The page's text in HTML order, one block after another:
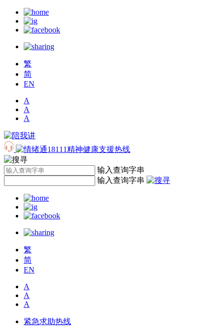
繁
简
EN
A
A
A
输入查询字串
输入查询字串
繁
简
EN
A
A
A
紧急求助热线